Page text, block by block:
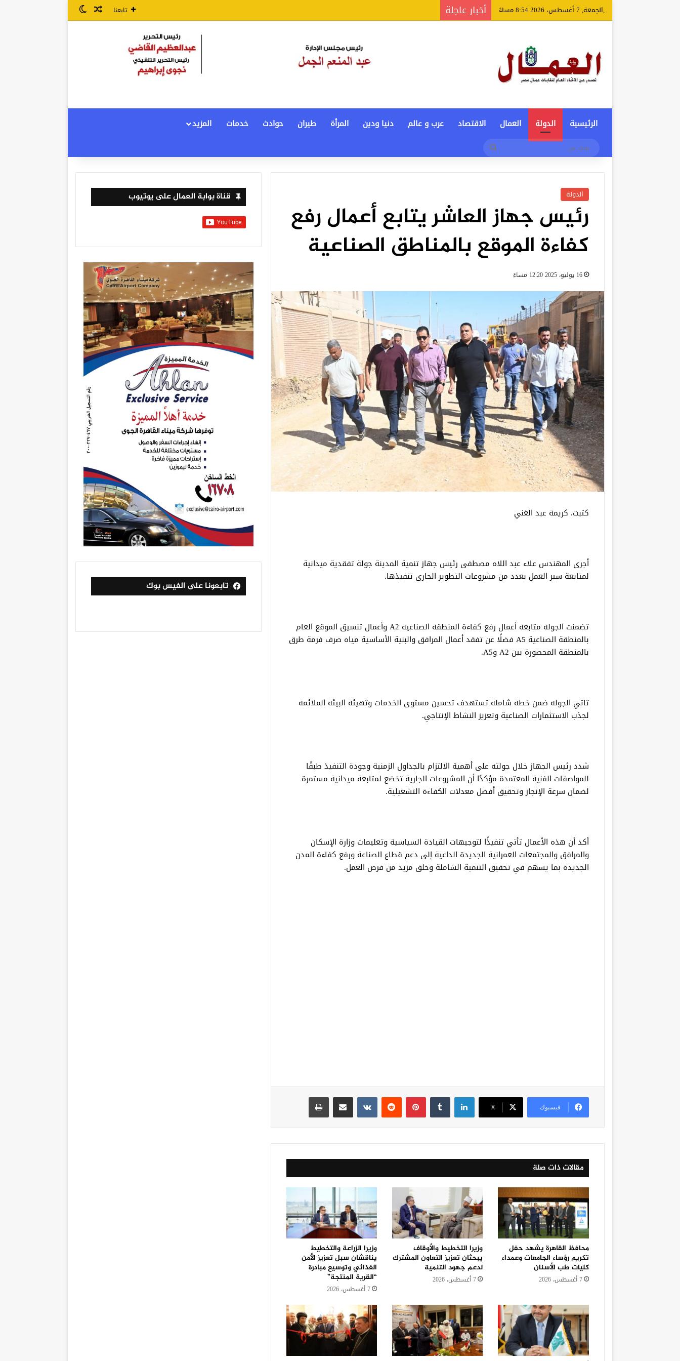
,الجمعة, 7 أغسطس، 2026 8:54 مساءً أخبار عاجلة تابعنا مقال عشوائي
الوضع المظلم
الرئيسية الدولة العمال الاقتصاد عرب و عالم دنيا ودين المرأة طيران حوادث خدمات
المزيد
الدولة
رئيس جهاز العاشر يتابع أعمال رفع
كفاءة الموقع بالمناطق الصناعية
16 يوليو، 2025 12:20 مساءً
كتبت. كريمة عبد الغني
أجرى المهندس علاء عبد اللاه مصطفى رئيس جهاز تنمية المدينة جولة تفقدية ميدانية
لمتابعة سير العمل بعدد من مشروعات التطوير الجاري تنفيذها.
تضمنت الجولة متابعة أعمال رفع كفاءة المنطقة الصناعية A2 وأعمال تنسيق الموقع العام
بالمنطقة الصناعية A5 فضلًا عن تفقد أعمال المرافق والبنية الأساسية مياه صرف فرمة طرق
بالمنطقة المحصورة بين A2 وA5.
تاتي الجوله ضمن خطة شاملة تستهدف تحسين مستوى الخدمات وتهيئة البيئة الملائمة
لجذب الاستثمارات الصناعية وتعزيز النشاط الإنتاجي.
شدد رئيس الجهاز خلال جولته على أهمية الالتزام بالجداول الزمنية وجودة التنفيذ طبقًا
للمواصفات الفنية المعتمدة مؤكدًا أن المشروعات الجارية تخضع لمتابعة ميدانية مستمرة
لضمان سرعة الإنجاز وتحقيق أفضل معدلات الكفاءة التشغيلية.
أكد أن هذه الأعمال تأتي تنفيذًا لتوجيهات القيادة السياسية وتعليمات وزارة الإسكان
والمرافق والمجتمعات العمرانية الجديدة الداعية إلى دعم قطاع الصناعة ورفع كفاءة المدن
الجديدة بما يسهم في تحقيق التنمية الشاملة وخلق مزيد من فرص العمل.
فيسبوك ‫X
لينكدإن بينتيريست
مقالات ذات صلة
محافظ القاهرة يشهد حفل
تكريم رؤساء الجامعات وعمداء
كليات طب الأسنان
7 أغسطس، 2026
وزيرا التخطيط والأوقاف
يبحثان تعزيز التعاون المشترك
لدعم جهود التنمية
7 أغسطس، 2026
وزيرا الزراعة والتخطيط
يناقشان سبل تعزيز الأمن
الغذائي وتوسيع مبادرة
“القرية المنتجة”
7 أغسطس، 2026
قناة بوابة العمال على يوتيوب
تابعونا على الفيس بوك